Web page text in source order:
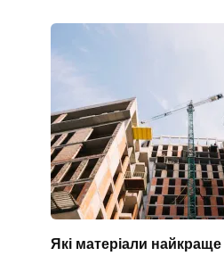
Які матеріали найкраще